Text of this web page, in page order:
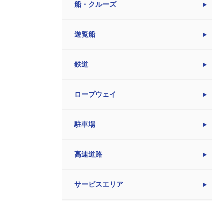
船・クルーズ
遊覧船
鉄道
ロープウェイ
駐車場
高速道路
サービスエリア